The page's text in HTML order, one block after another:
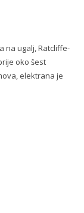
na ugalj, Ratcliffe-
oko šest
elektrana je